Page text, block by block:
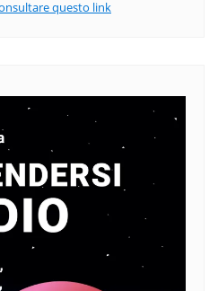
questo link